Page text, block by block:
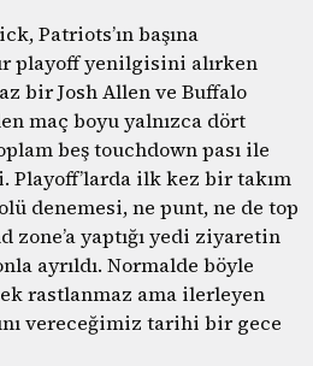
Patriots’ın başına
playoff yenilgisini alırken
bir Josh Allen ve Buffalo
maç boyu yalnızca dört
beş touchdown pası ile
Playoff’larda ilk kez bir takım
denemesi, ne punt, ne de top
zone’a yaptığı yedi ziyaretin
ayrıldı. Normalde böyle
rastlanmaz ama ilerleyen
vereceğimiz tarihi bir gece